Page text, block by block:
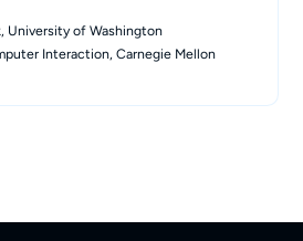
University of Washington
Interaction, Carnegie Mellon